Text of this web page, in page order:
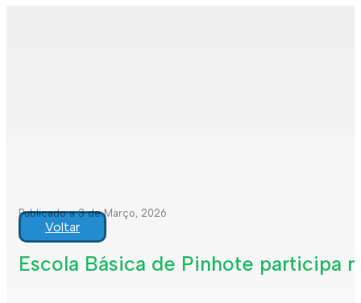
Publicado a 3 de Março, 2026
Voltar
Escola Básica de Pinhote participa